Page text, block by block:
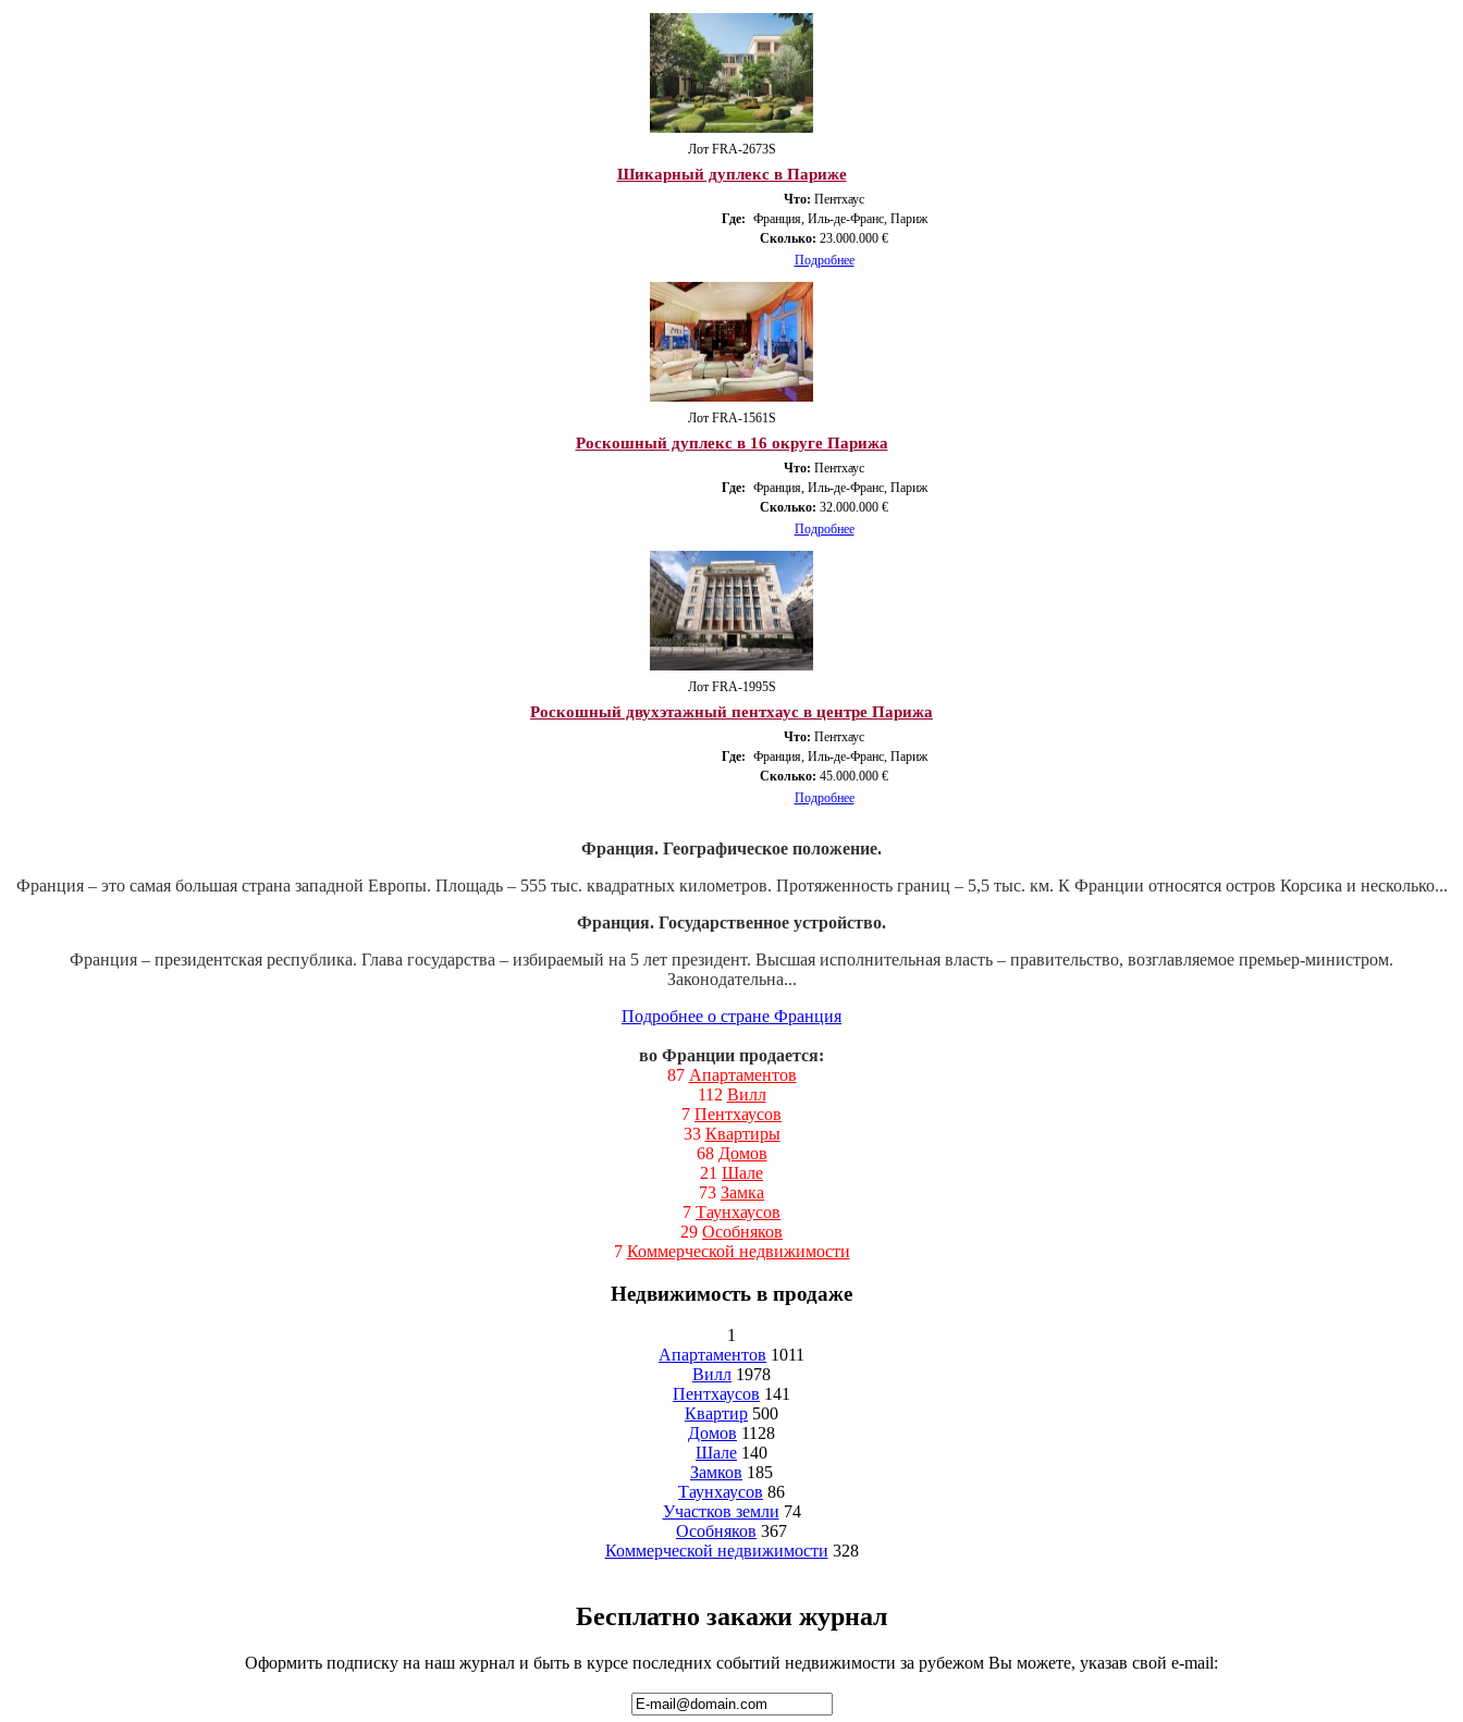
Лот FRA-2673S
Шикарный дуплекс в Париже
Что: Пентхаус
Где: Франция, Иль-де-Франс, Париж
Сколько: 23.000.000 €
Подробнее
Лот FRA-1561S
Роскошный дуплекс в 16 округе Парижа
Что: Пентхаус
Где: Франция, Иль-де-Франс, Париж
Сколько: 32.000.000 €
Подробнее
Лот FRA-1995S
Роскошный двухэтажный пентхаус в центре Парижа
Что: Пентхаус
Где: Франция, Иль-де-Франс, Париж
Сколько: 45.000.000 €
Подробнее
Франция. Географическое положение.
Франция – это самая большая страна западной Европы. Площадь – 555 тыс. квадратных километров. Протяженность границ – 5,5 тыс. км. К Франции относятся остров Корсика и несколько...
Франция. Государственное устройство.
Франция – президентская республика. Глава государства – избираемый на 5 лет президент. Высшая исполнительная власть – правительство, возглавляемое премьер-министром.
Законодательна...
Подробнее о стране Франция
во Франции продается:
87 Апартаментов
112 Вилл
7 Пентхаусов
33 Квартиры
68 Домов
21 Шале
73 Замка
7 Таунхаусов
29 Особняков
7 Коммерческой недвижимости
Недвижимость в продаже
1
Апартаментов 1011
Вилл 1978
Пентхаусов 141
Квартир 500
Домов 1128
Шале 140
Замков 185
Таунхаусов 86
Участков земли 74
Особняков 367
Коммерческой недвижимости 328
Бесплатно закажи журнал
Оформить подписку на наш журнал и быть в курсе последних событий недвижимости за рубежом Вы можете, указав свой e-mail: